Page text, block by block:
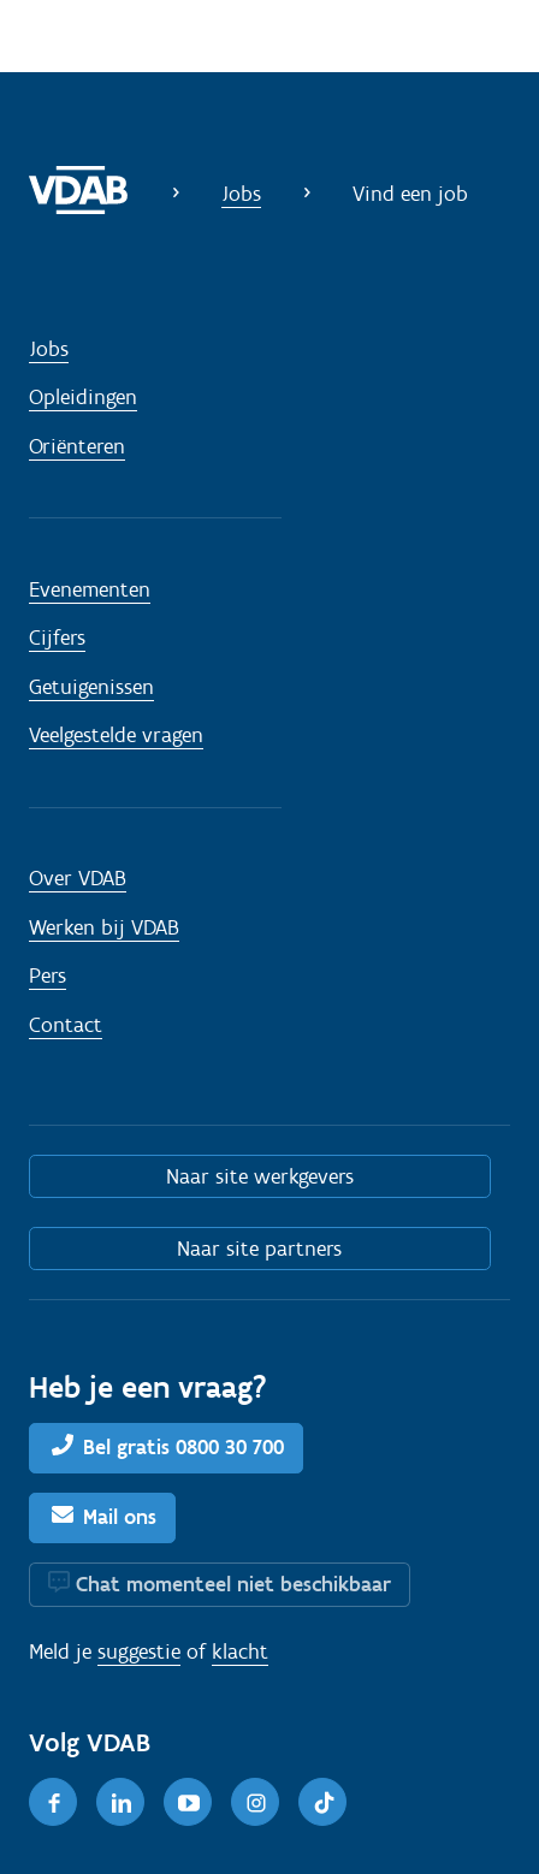
Jobs Vind een job
Jobs
Opleidingen
Oriënteren
Evenementen
Cijfers
Getuigenissen
Veelgestelde vragen
Over VDAB
Werken bij VDAB
Pers
Contact
Naar site werkgevers
Naar site partners
Heb je een vraag?
Bel gratis 0800 30 700
Mail ons
Chat momenteel niet beschikbaar
Meld je suggestie of klacht
Volg VDAB
FacebookLinkedinYoutubeInstagram